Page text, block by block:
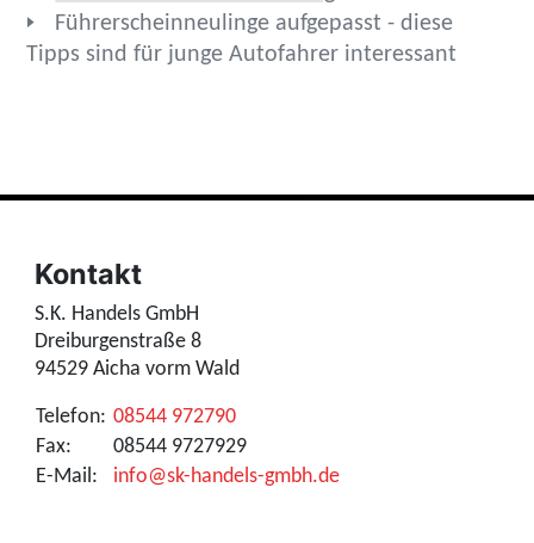
Führerscheinneulinge aufgepasst - diese
Tipps sind für junge Autofahrer interessant
Kontakt
S.K. Handels GmbH
Dreiburgenstraße 8
94529 Aicha vorm Wald
Telefon: 08544 972790
Fax:
08544 9727929
E-Mail:
info@sk-handels-gmbh.de